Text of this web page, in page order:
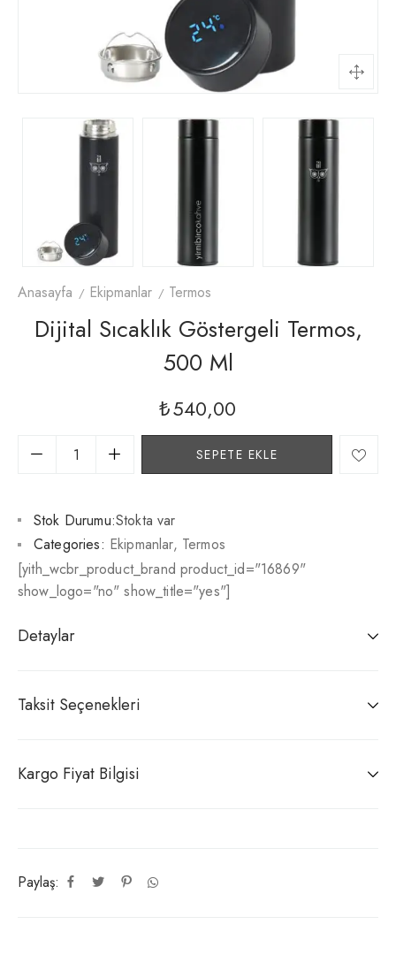
Anasayfa Ekipmanlar Termos
Dijital Sıcaklık Göstergeli Termos,
500 Ml
₺540,00
SEPETE EKLE
Stok Durumu:Stokta var
Paylaş:
Categories: Ekipmanlar, Termos
[yith_wcbr_product_brand product_id="16869"
show_logo="no" show_title="yes"]
Detaylar
Taksit Seçenekleri
Kargo Fiyat Bilgisi